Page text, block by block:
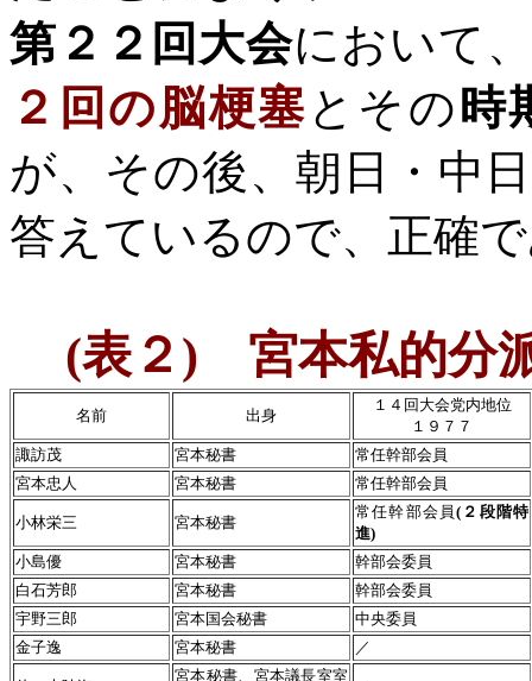
第２２回大会において
２回の脳梗塞とその時
が、その後、朝日・中
答えているので、正確
(表２ ) 宮本私的分
名前 出身
１４回大会党内地位
１９７７
諏訪茂
宮本秘書
常任幹部会員
宮本忠人
宮本秘書 常任幹部会員
小林栄三 宮本秘書
常任幹部会員( ２段階特
進)
小島優
宮本秘書
幹部会委員
白石芳郎
宮本秘書
幹部会委員
宇野三郎
宮本国会秘書
中央委員
金子逸
宮本秘書 ／
宮本秘書、宮本議長室室